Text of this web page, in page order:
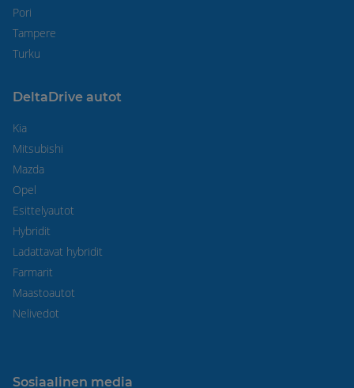
Pori
Tampere
Turku
DeltaDrive autot
Kia
Mitsubishi
Mazda
Opel
Esittelyautot
Hybridit
Ladattavat hybridit
Farmarit
Maastoautot
Nelivedot
Sosiaalinen media